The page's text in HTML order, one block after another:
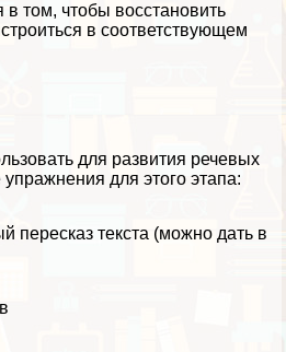
том, чтобы восстановить
в соответствующем
для развития речевых
для этого этапа:
пересказ текста (можно дать в